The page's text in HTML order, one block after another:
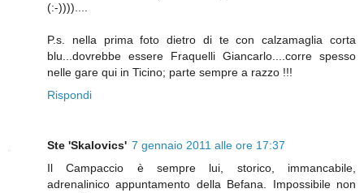
(:-))))....
P.s. nella prima foto dietro di te con calzamaglia corta
blu...dovrebbe essere Fraquelli Giancarlo....corre spesso
nelle gare qui in Ticino; parte sempre a razzo !!!
Rispondi
Ste 'Skalovics' 7 gennaio 2011 alle ore 17:37
Il Campaccio è sempre lui, storico, immancabile,
adrenalinico appuntamento della Befana. Impossibile non